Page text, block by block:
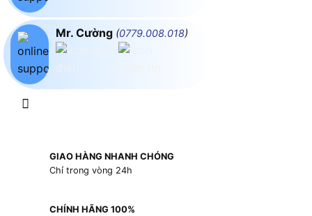
Mr. Cường (0779.008.018)
GIAO HÀNG NHANH CHÓNG
Chỉ trong vòng 24h
CHÍNH HÃNG 100%